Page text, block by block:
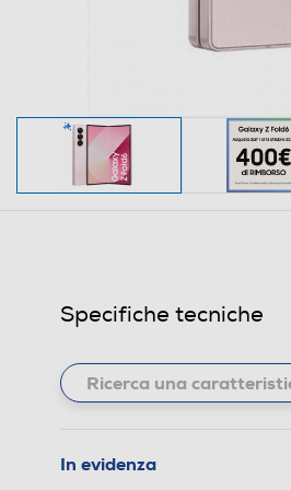
Specifiche tecniche
In evidenza